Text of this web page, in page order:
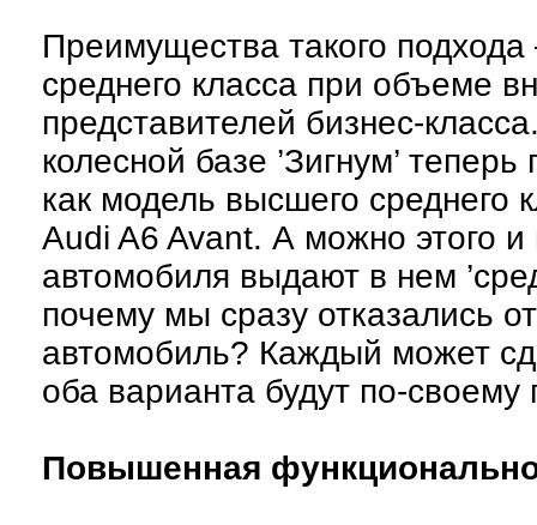
Преимущества такого
среднего класса при объеме
представителей бизнес-
колесной базе ’Зигнум’
как модель высшего среднего
Audi A6 Avant. А можно этого
автомобиля выдают в нем
почему мы сразу отказались
автомобиль? Каждый может
оба варианта будут по-
Повышенная